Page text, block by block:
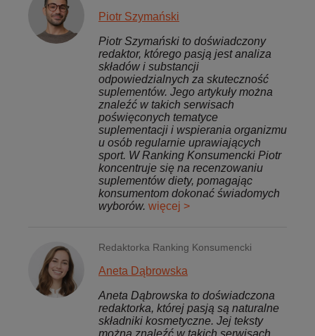
Piotr Szymański
Piotr Szymański to doświadczony
redaktor, którego pasją jest analiza
składów i substancji
odpowiedzialnych za skuteczność
suplementów. Jego artykuły można
znaleźć w takich serwisach
poświęconych tematyce
suplementacji i wspierania organizmu
u osób regularnie uprawiających
sport. W Ranking Konsumencki Piotr
koncentruje się na recenzowaniu
suplementów diety, pomagając
konsumentom dokonać świadomych
wyborów. więcej >
Redaktorka Ranking Konsumencki
Aneta Dąbrowska
Aneta Dąbrowska to doświadczona
redaktorka, której pasją są naturalne
składniki kosmetyczne. Jej teksty
można znaleźć w takich serwisach